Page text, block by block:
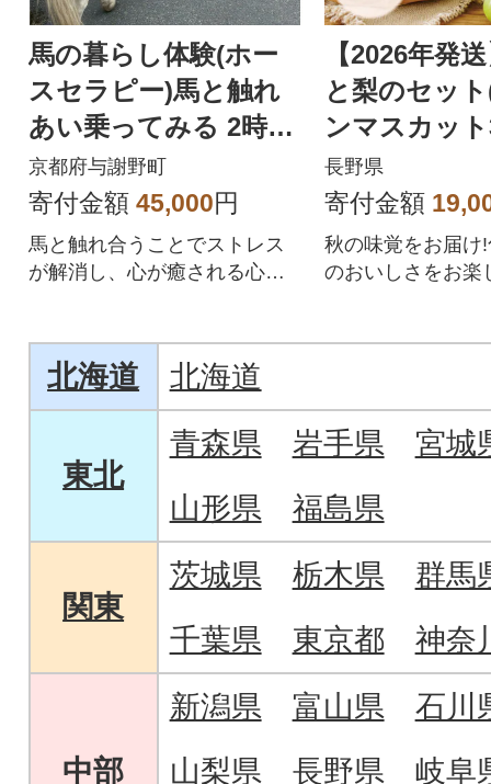
馬の暮らし体験(ホー
スセラピー)馬と触れ
あい乗ってみる 2時間
コース 1名様【京都府
与謝野町】
京都府与謝野町
寄付金額 45,000円
馬と触れ合うことでストレス
が解消し、心が癒される心理
【2026年発
と梨のセッ
ンマスカッ
の梨3玉)《黒
園》
長野県
寄付金額
秋の味覚をお届け
のおいしさをお楽
北海道 北海道
東北
青森県 岩手県
宮城
山形県
福島県
関東
茨城県 栃木県
群馬
千葉県
東京都 神奈
中部
新潟県 富山県
石川
山梨県
長野県 岐阜